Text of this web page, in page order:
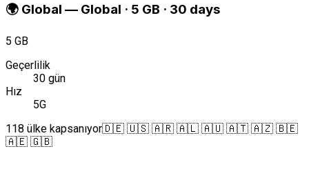
🌍 Global — Global · 5 GB · 30 days
5 GB
Geçerlilik
30 gün
Hız
5G
118 ülke kapsanıyor🇩🇪 🇺🇸 🇦🇷 🇦🇱 🇦🇺 🇦🇹 🇦🇿 🇧🇪
🇦🇪 🇬🇧